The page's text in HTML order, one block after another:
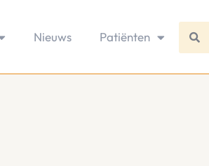
Nieuws Patiënten